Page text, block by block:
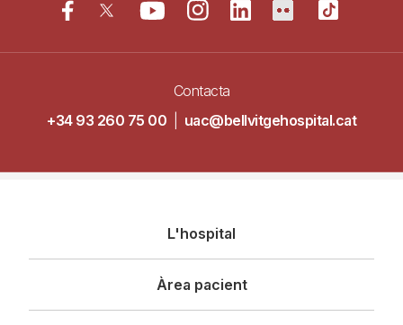
Contacta
+34 93 260 75 00
uac@bellvitgehospital.cat
principal
L'hospital
Àrea pacient